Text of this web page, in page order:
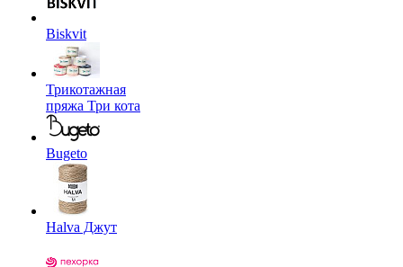
Biskvit
Трикотажная
пряжа Три кота
Bugeto
Halva Джут